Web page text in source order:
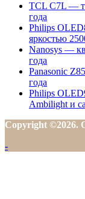
TCL C7L —
года
Philips
яркостью
Nanosys —
года
Panasonic
года
Philips
Ambilight и
Copyright ©2026.
-